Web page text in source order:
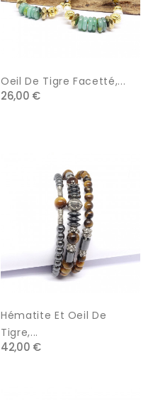
Oeil De Tigre Facetté,...
26,00 €
Hématite Et Oeil De
Tigre,...
42,00 €